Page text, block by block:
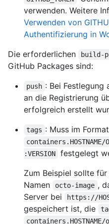
verwenden. Weitere
Verwenden von
Authentifizierung in
Die erforderlichen
build-
GitHub Packages sind:
push : Bei Festlegung
an die Registrierung
erfolgreich erstellt
tags : Muss im Format
containers.HOSTNAME/
:VERSION
festgelegt
Zum Beispiel sollte
Namen
octo-image ,
Server bei
https://
gespeichert ist, die